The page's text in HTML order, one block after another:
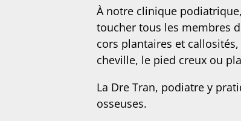
À notre clinique
toucher tous les membres
cors plantaires et
cheville, le pied creux ou
La Dre Tran, podiatre y
osseuses.